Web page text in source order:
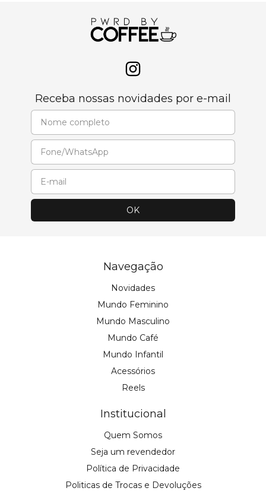
Receba nossas novidades por e-mail
Navegação
Novidades
Mundo Feminino
Mundo Masculino
Mundo Café
Mundo Infantil
Acessórios
Reels
Institucional
Quem Somos
Seja um revendedor
Política de Privacidade
Politicas de Trocas e Devoluções